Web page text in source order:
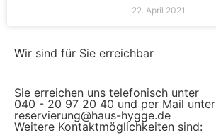
22. April 2021
Wir sind für Sie erreichbar
Sie erreichen uns telefonisch unter
040 - 20 97 20 40 und per Mail unter
reservierung@haus-hygge.de
Weitere Kontaktmöglichkeiten sind: